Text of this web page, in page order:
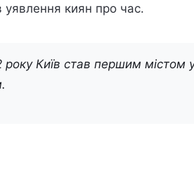
уявлення киян про час.
Київ став першим містом